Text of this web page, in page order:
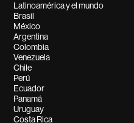
Latinoamérica y el mundo
Brasil
México
Argentina
Colombia
Venezuela
Chile
Perú
Ecuador
Panamá
Uruguay
Costa Rica